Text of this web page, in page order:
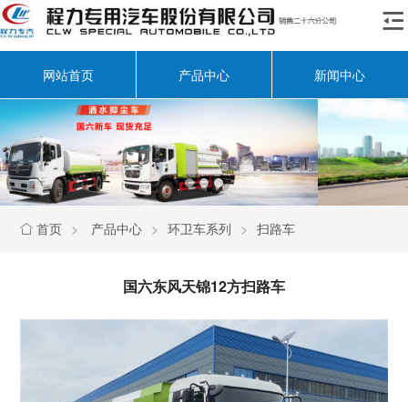

网站首页 产品中心 新闻中心
 首页 > 产品中心 > 环卫车系列 > 扫路车
国六东风天锦12方扫路车